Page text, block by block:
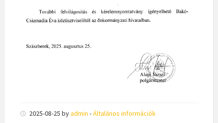
2025-08-25 byadmin -Általános információk